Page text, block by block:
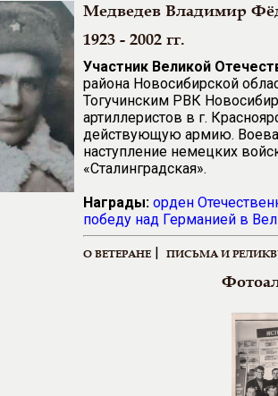
Медведев Владимир
1923 - 2002 гг.
Участник Великой
района Новосибирской
Тогучинским РВК
артиллеристов в г.
действующую армию.
наступление немецких
«Сталинградская».
Награды: орден
победу над Германией в
О ВЕТЕРАНЕ | ПИСЬМА И